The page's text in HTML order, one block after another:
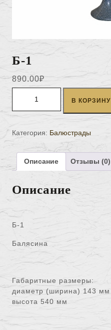
Б-1
890.00₽
В КОРЗИНУ
Категория: Балюстрады
Описание Отзывы (0)
Описание
Б-1
Балясина
Габаритные размеры:
диаметр (ширина) 143 мм
высота 540 мм